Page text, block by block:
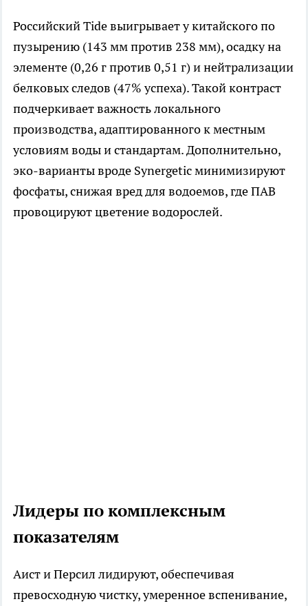
Российский Tide выигрывает у китайского по
пузырению (143 мм против 238 мм), осадку на
элементе (0,26 г против 0,51 г) и нейтрализации
белковых следов (47% успеха). Такой контраст
подчеркивает важность локального
производства, адаптированного к местным
условиям воды и стандартам. Дополнительно,
эко-варианты вроде Synergetic минимизируют
фосфаты, снижая вред для водоемов, где ПАВ
провоцируют цветение водорослей.​
Лидеры по комплексным
показателям
Аист и Персил лидируют, обеспечивая
превосходную чистку, умеренное вспенивание,